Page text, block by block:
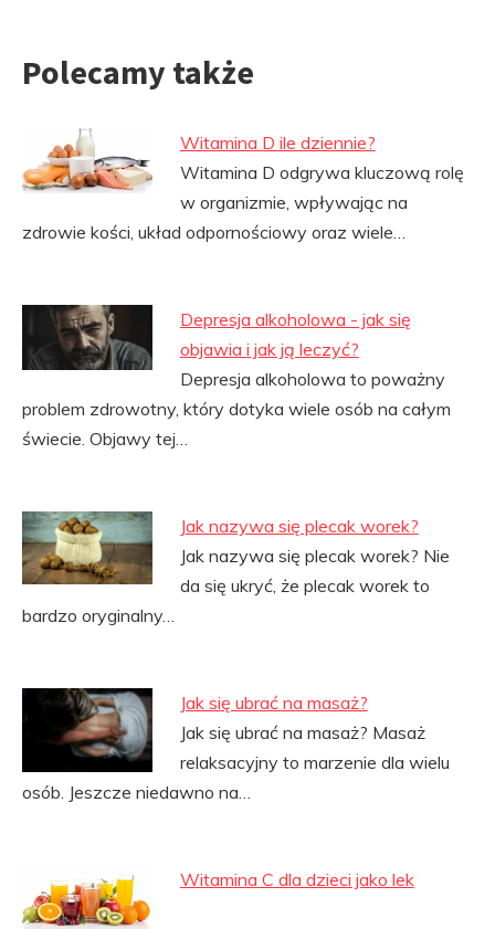
Polecamy także
Witamina D ile dziennie?
Witamina D odgrywa kluczową rolę
w organizmie, wpływając na
zdrowie kości, układ odpornościowy oraz wiele…
Depresja alkoholowa - jak się
objawia i jak ją leczyć?
Depresja alkoholowa to poważny
problem zdrowotny, który dotyka wiele osób na całym
świecie. Objawy tej…
Jak nazywa się plecak worek?
Jak nazywa się plecak worek? Nie
da się ukryć, że plecak worek to
bardzo oryginalny…
Jak się ubrać na masaż?
Jak się ubrać na masaż? Masaż
relaksacyjny to marzenie dla wielu
osób. Jeszcze niedawno na…
Witamina C dla dzieci jako lek